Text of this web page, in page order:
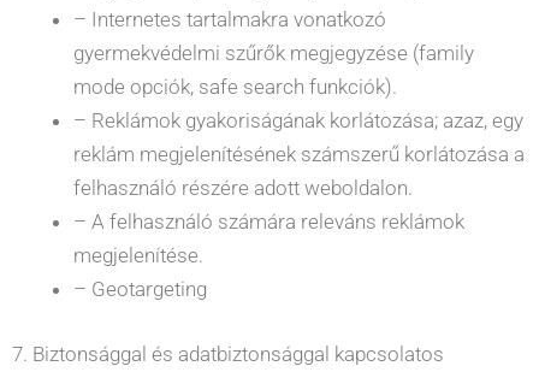
– Internetes tartalmakra vonatkozó
gyermekvédelmi szűrők megjegyzése (family
mode opciók, safe search funkciók).
– Reklámok gyakoriságának korlátozása; azaz, egy
reklám megjelenítésének számszerű korlátozása a
felhasználó részére adott weboldalon.
– A felhasználó számára releváns reklámok
megjelenítése.
– Geotargeting
7. Biztonsággal és adatbiztonsággal kapcsolatos